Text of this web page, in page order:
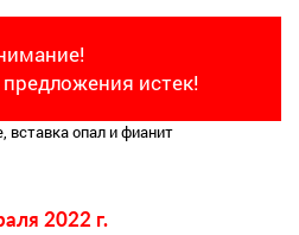
истек!
вставка опал и фианит
2022 г.